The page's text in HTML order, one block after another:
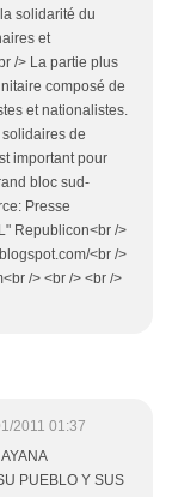
solidarité du
et
/> La partie plus
composé de
et nationalistes.
de
important pour
bloc sud-
Presse
Republicon<br />
<br />
/> <br /> <br />
2011 01:37
PUEBLO Y SUS